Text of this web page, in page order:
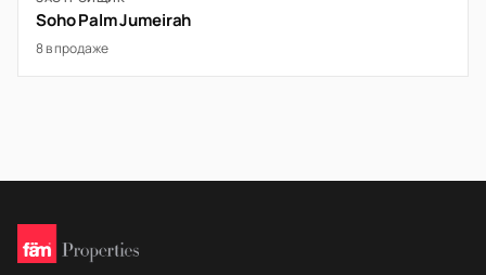
Soho Palm Jumeirah
8 в продаже